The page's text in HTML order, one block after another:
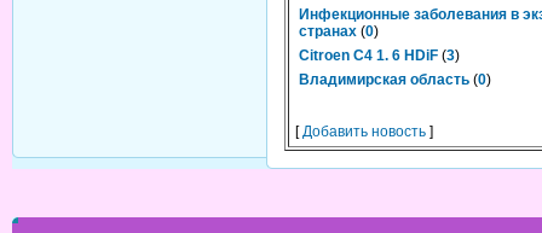
Инфекционные заболевания в
странах (0)
Citroen C4 1. 6 HDiF (3)
Владимирская область (0)
[Добавить новость ]